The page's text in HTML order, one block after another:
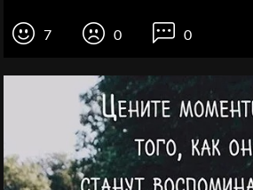
7 0 0